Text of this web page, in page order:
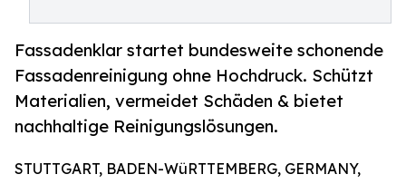
Fassadenklar startet bundesweite schonende
Fassadenreinigung ohne Hochdruck. Schützt
Materialien, vermeidet Schäden & bietet
nachhaltige Reinigungslösungen.
STUTTGART, BADEN-WüRTTEMBERG, GERMANY,